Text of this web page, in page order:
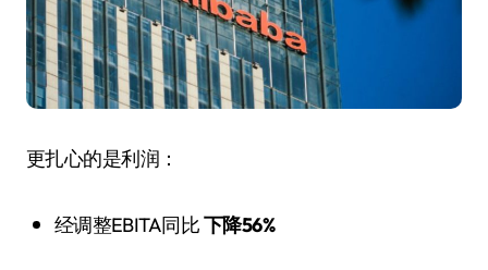
更扎心的是利润：
经调整EBITA同比下降56%